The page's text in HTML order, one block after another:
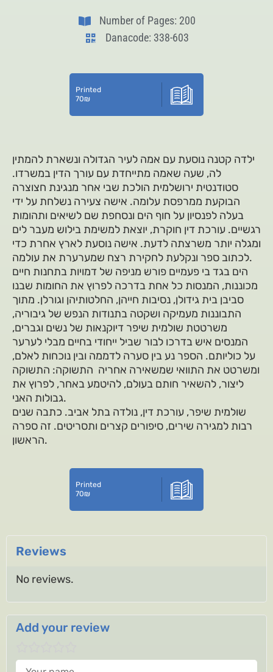
Number of Pages: 200
Danacode: 338-603
Printed
70₪
ילדה קטנה נוסעת עם אמה לעיר הגדולה ונשארת להמתין
לה, שעה שאמה מתייחדת עם עורך הדין במשרדו.
סטודנטית ירושלמית הולכת שבי אחר מנגינת חצוצרה
הבוקעת ממרפסת עלומה. אישה צעירה נשלחת על ידי
בעלה לפנסיון על חוף הים ונסחפת שם לשיאים ותהומות
רגשיים. עורכת דין חוקרת, יוצאת למשימת בילוש מעבר לים
ומגלה יותר משרצתה לדעת. אישה נוסעת לארץ אחרת כדי
לכתוב ספר ונקלעת לחקירת רצח שמערערת את עולמה.
הים בגד בי פעמיים פורש מניפה של דמויות בתחנות חיים
מכוננות, המנסות כל אחת בדרכה לפרוץ את החומות שבנו
סביבן בית גידולן, נסיבות חייהן, החלטותיהן וגורלן. מתוך
התבוננות מעמיקה ושקטה בתנודות הנפש של גיבוריה,
משרטטת שולמית שיפר דיוקנאות של נשים וגברים,
המנסים איש בדרכו לבור שביל ייחודי בחיים מבלי לערער
על כוליותם. הספר נע בין סערה לדממה ובין נוכחות לאלם,
ומשרטט את התוואי שמשאירה אחריה התשוקה: התשוקה
ליצור, להשאיר חותם בעולם, להיטמע באחר, לפרוץ את
גבולות האני.
שולמית שיפר, עורכת דין, נולדה בתל אביב. כתבה שנים
רבות למגירה שירים, סיפורים קצרים ותסריטים. זה ספרה
הראשון.
Printed
70₪
Reviews
No reviews.
Add your review
Your name